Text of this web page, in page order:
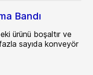
Bandı
ürünü boşaltır ve
sayıda konveyör